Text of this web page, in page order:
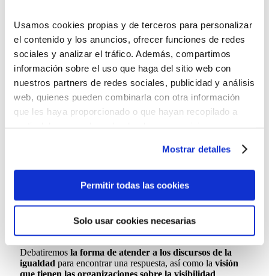
Usamos cookies propias y de terceros para personalizar
el contenido y los anuncios, ofrecer funciones de redes
sociales y analizar el tráfico. Además, compartimos
información sobre el uso que haga del sitio web con
nuestros partners de redes sociales, publicidad y análisis
web, quienes pueden combinarla con otra información
que les haya proporcionado o que hayan recopilado a
“Permitir todas las cookies”, rechazarlas todas salvo las
estrictamente técnicas pulsando el botón “Solo usar
cookies necesarias” o seleccionar aquellas para las que
presta su consentimiento pulsando el botón “Permitir
Consulta nuestraPolítica de Cookies
momento en el botón que aparece en la esquina
izquierda de la página.
Mostrar detalles
Permitir todas las cookies
Solo usar cookies necesarias
empresa
Mariana Vila, Sandra López, Gemma Fargas, María
26/11/2020
5:00 pm
existiendo la desigualdad laboral entre
hombres y mujeres?
¿Por qué, a pesar de disponer de múltiples herramientas para
evitar las desigualdades, todavía existen tantas diferencias
Debatiremos la forma de atender a los discursos de la
igualdad para encontrar una respuesta, así como la visión